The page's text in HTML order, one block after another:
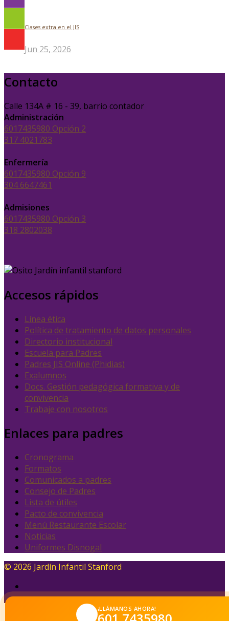
Clases extra en el JIS
Jun 25, 2026
Contacto
Calle 134A # 16 - 39, barrio contador
Administración
6017435980 Opción 2
317 4021783
Enfermería
6017435980 Opción 9
304 6647461
Admisiones
6017435980 Opción 3
318 2802038
Accesos rápidos
Línea ética
Política de tratamiento de datos personales
Directorio institucional
Escuela para Padres
Padres JIS Online (Phidias)
Exalumnos
Docs. Gestión pedagógica formativa y de
convivencia
Trabaje con nosotros
Enlaces para padres
Cronograma
Formatos
Comunicados a padres
Consejo de Padres
Lista de útiles
Pacto de convivencia
Menú Restaurante Escolar
Noticias
Uniformes Disnogal
© 2026 Jardín Infantil Stanford
¡LLÁMANOS AHORA!